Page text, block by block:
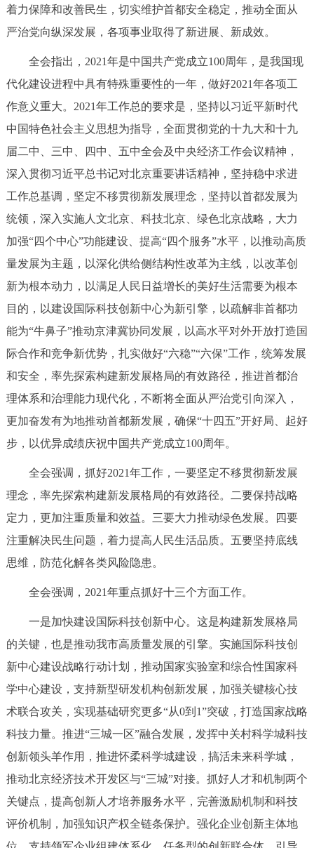
ENGLISH 한국어 日本語
DEUTSCH FRANÇAIS РУССКИЙ ЯЗЫК
回到顶部
着力保障和改善民生，切实维护首都安全稳定，推动全面从
严治党向纵深发展，各项事业取得了新进展、新成效。
全会指出，2021年是中国共产党成立100周年，是我国现
代化建设进程中具有特殊重要性的一年，做好2021年各项工
作意义重大。2021年工作总的要求是，坚持以习近平新时代
中国特色社会主义思想为指导，全面贯彻党的十九大和十九
届二中、三中、四中、五中全会及中央经济工作会议精神，
深入贯彻习近平总书记对北京重要讲话精神，坚持稳中求进
工作总基调，坚定不移贯彻新发展理念，坚持以首都发展为
统领，深入实施人文北京、科技北京、绿色北京战略，大力
加强“四个中心”功能建设、提高“四个服务”水平，以推动高质
量发展为主题，以深化供给侧结构性改革为主线，以改革创
新为根本动力，以满足人民日益增长的美好生活需要为根本
目的，以建设国际科技创新中心为新引擎，以疏解非首都功
能为“牛鼻子”推动京津冀协同发展，以高水平对外开放打造国
际合作和竞争新优势，扎实做好“六稳”“六保”工作，统筹发展
和安全，率先探索构建新发展格局的有效路径，推进首都治
理体系和治理能力现代化，不断将全面从严治党引向深入，
更加奋发有为地推动首都新发展，确保“十四五”开好局、起好
步，以优异成绩庆祝中国共产党成立100周年。
全会强调，抓好2021年工作，一要坚定不移贯彻新发展
理念，率先探索构建新发展格局的有效路径。二要保持战略
定力，更加注重质量和效益。三要大力推动绿色发展。四要
注重解决民生问题，着力提高人民生活品质。五要坚持底线
思维，防范化解各类风险隐患。
全会强调，2021年重点抓好十三个方面工作。
一是加快建设国际科技创新中心。这是构建新发展格局
的关键，也是推动我市高质量发展的引擎。实施国际科技创
新中心建设战略行动计划，推动国家实验室和综合性国家科
学中心建设，支持新型研发机构创新发展，加强关键核心技
术联合攻关，实现基础研究更多“从0到1”突破，打造国家战略
科技力量。推进“三城一区”融合发展，发挥中关村科学城科技
创新领头羊作用，推进怀柔科学城建设，搞活未来科学城，
推动北京经济技术开发区与“三城”对接。抓好人才和机制两个
关键点，提高创新人才培养服务水平，完善激励机制和科技
评价机制，加强知识产权全链条保护。强化企业创新主体地